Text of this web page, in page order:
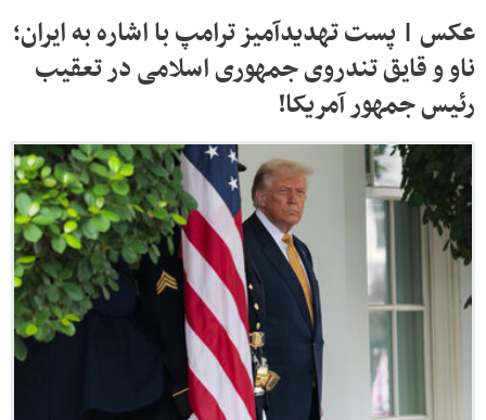
عکس | پست تهدیدآمیز ترامپ با اشاره به ایران؛
ناو و قایق‌ تندروی جمهوری اسلامی در تعقیب
رئیس جمهور آمریکا!